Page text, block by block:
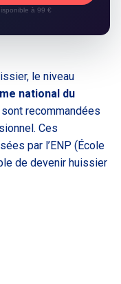
à 99 €
le niveau
national du
recommandées
Ces
par l’ENP (École
de devenir huissier